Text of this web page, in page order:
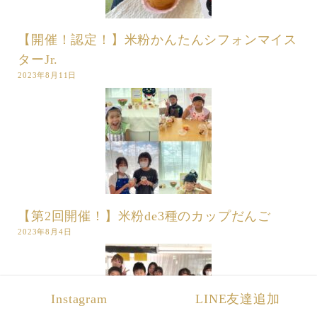
【開催！認定！】米粉かんたんシフォンマイス
ターJr.
2023年8月11日
【第2回開催！】米粉de3種のカップだんご
2023年8月4日
Instagram LINE友達追加